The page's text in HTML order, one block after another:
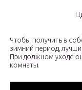
Чтобы получить в
зимний период,
При должном уходе
комнаты.